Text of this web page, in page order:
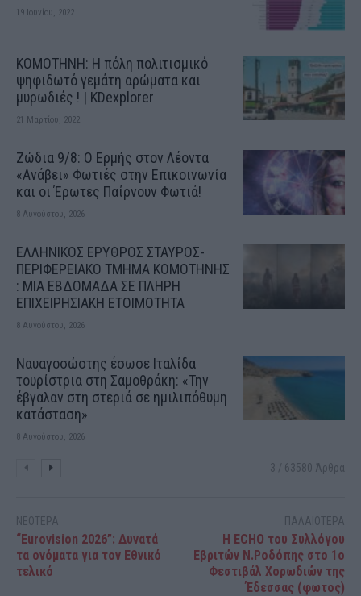
19 Ιουνίου, 2022
ΚΟΜΟΤΗΝΗ: H πόλη πολιτισμικό
ψηφιδωτό γεμάτη αρώματα και
μυρωδιές ! | KDexplorer
21 Μαρτίου, 2022
Ζώδια 9/8: Ο Ερμής στον Λέοντα
«Ανάβει» Φωτιές στην Επικοινωνία
και οι Έρωτες Παίρνουν Φωτιά!
8 Αυγούστου, 2026
ΕΛΛΗΝΙΚΟΣ ΕΡΥΘΡΟΣ ΣΤΑΥΡΟΣ-
ΠΕΡΙΦΕΡΕΙΑΚΟ ΤΜΗΜΑ ΚΟΜΟΤΗΝΗΣ
: ΜΙΑ ΕΒΔΟΜΑΔΑ ΣΕ ΠΛΗΡΗ
ΕΠΙΧΕΙΡΗΣΙΑΚΗ ΕΤΟΙΜΟΤΗΤΑ
8 Αυγούστου, 2026
Ναυαγοσώστης έσωσε Ιταλίδα
τουρίστρια στη Σαμοθράκη: «Την
έβγαλαν στη στεριά σε ημιλιπόθυμη
κατάσταση»
8 Αυγούστου, 2026
3 / 63580 Άρθρα
ΝΕΟΤΕΡΑ
“Eurovision 2026”: Δυνατά
τα ονόματα για τον Εθνικό
τελικό
ΠΑΛΑΙΟΤΕΡΑ
Η ECHO του Συλλόγου
Εβριτών Ν.Ροδόπης στο 1ο
Φεστιβάλ Χορωδιών της
Έδεσσας (φωτος)